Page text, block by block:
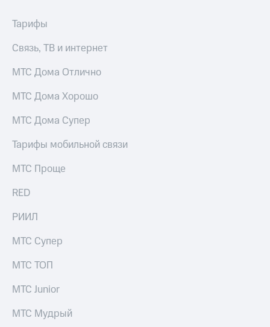
Тарифы
Связь, ТВ и интернет
МТС Дома Отлично
МТС Дома Хорошо
МТС Дома Супер
Тарифы мобильной связи
МТС Проще
RED
РИИЛ
МТС Супер
МТС ТОП
МТС Junior
МТС Мудрый